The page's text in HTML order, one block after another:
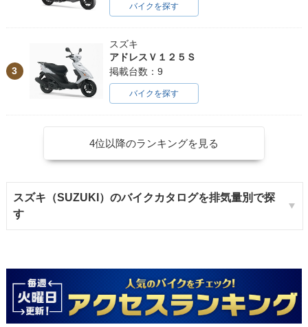
バイクを探す
3
スズキ
アドレスＶ１２５Ｓ
掲載台数：9
バイクを探す
4位以降のランキングを見る
スズキ（SUZUKI）のバイクカタログを排気量別で探
す